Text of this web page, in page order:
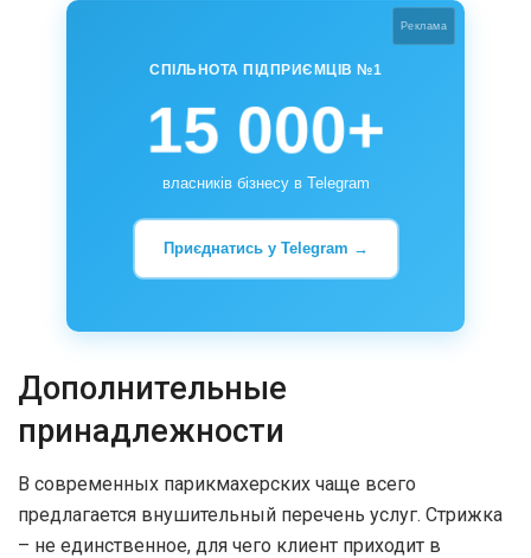
Реклама
СПІЛЬНОТА ПІДПРИЄМЦІВ №1
15 000+
власників бізнесу в Telegram
Приєднатись у Telegram →
Дополнительные
принадлежности
В современных парикмахерских чаще всего
предлагается внушительный перечень услуг. Стрижка
– не единственное, для чего клиент приходит в